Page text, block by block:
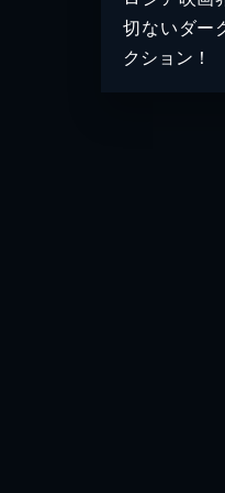
切ないダー
クション！